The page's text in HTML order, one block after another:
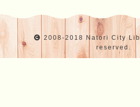
2008-2018 Natori City
reserved.